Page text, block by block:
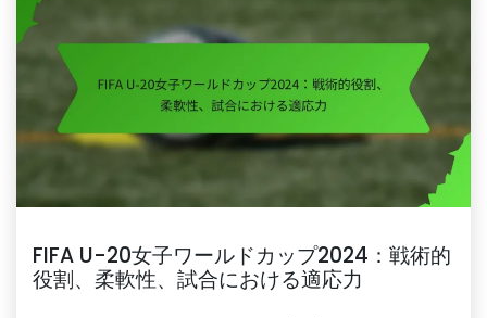
FIFA U-20女子ワールドカップ2024：戦術的
役割、柔軟性、試合における適応力